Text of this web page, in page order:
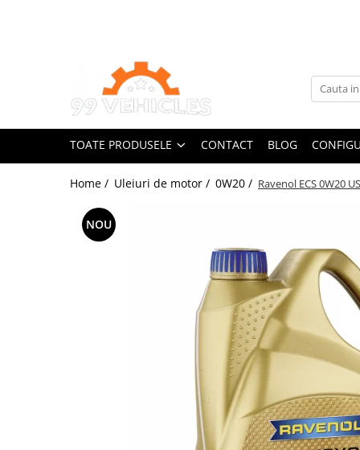
Accesorii Motociclete & Scutere
Aditivi
Lichid de frana
Odorizante auto Wunder-Baum
TOATE PRODUSELE CONTACT BLOG
Home / Uleiuri de motor / 0W20 / Ravenol ECS 0W20
NOU